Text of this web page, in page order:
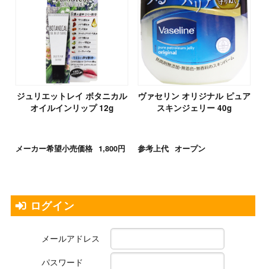
ジュリエットレイ ボタニカル
オイルインリップ 12g
メーカー希望小売価格 1,800円
ヴァセリン オリジナル ピュア
スキンジェリー 40g
参考上代 オープン
ログイン
メールアドレス
パスワード